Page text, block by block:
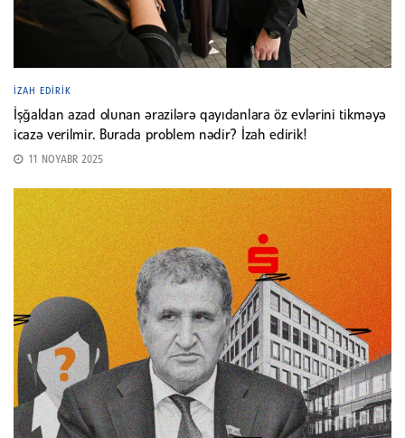
İZAH EDIRIK
İşğaldan azad olunan ərazilərə qayıdanlara öz evlərini tikməyə
icazə verilmir. Burada problem nədir? İzah edirik!
11 NOYABR 2025